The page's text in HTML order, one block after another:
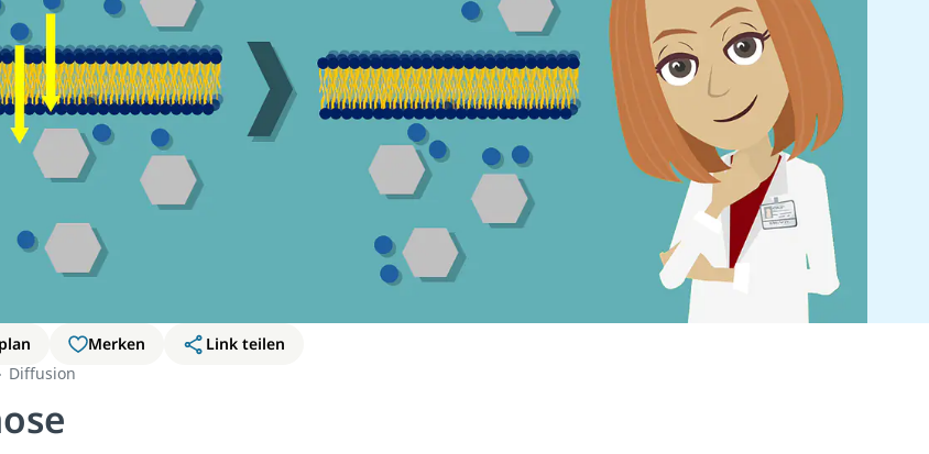
Merken
Link teilen
Diffusion